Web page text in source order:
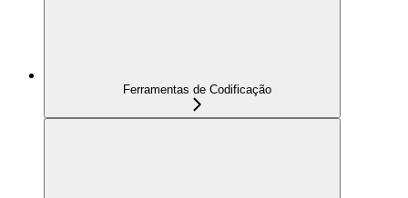
Ferramentas de Codificação